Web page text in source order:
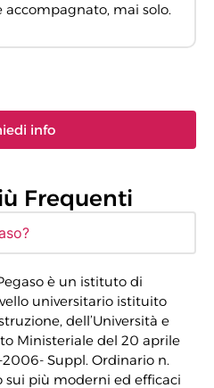
accompagnato, mai solo.
info
Frequenti
è un istituto di
universitario istituito
dell’Università e
Ministeriale del 20 aprile
2006- Suppl. Ordinario n.
sui più moderni ed efficaci